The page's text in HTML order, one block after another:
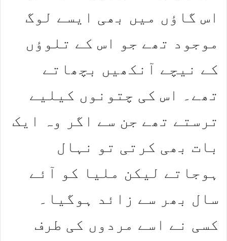
اس گاؤں میں بھی ایسے لوگ
موجود تھے جو اس کے تلوؤں
کے نیچے آنکھیں بچھاتے
تھے۔ اس کی چتونوں کیلیے
ترستے تھے جن سے اگر وہ ایک
بات بھی کرتی تو نہال
ہوجاتے لیکن ملیا کو آئے
سال بھر سے زائد ہوگیا۔
کسی نے اسے مردوں کی طرف